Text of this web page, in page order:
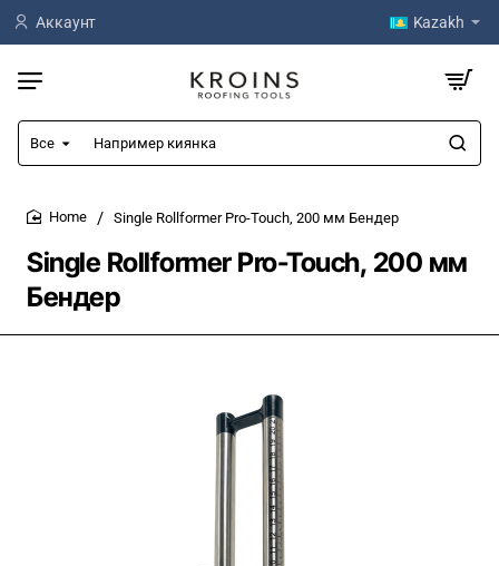
Аккаунт Kazakh
Все
Например
киянка
Single Rollformer Pro-Touch, 200 мм
Бендер
Single Rollformer Pro-Touch, 200 мм Бендер